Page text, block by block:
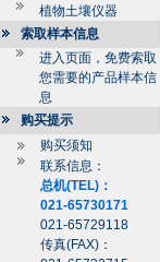
植物土壤仪器
索取样本信息
进入页面，免费索取
您需要的产品样本信
息
购买提示
购买须知
联系信息：
总机(TEL)：
021-65730171
021-65729118
传真(FAX)：